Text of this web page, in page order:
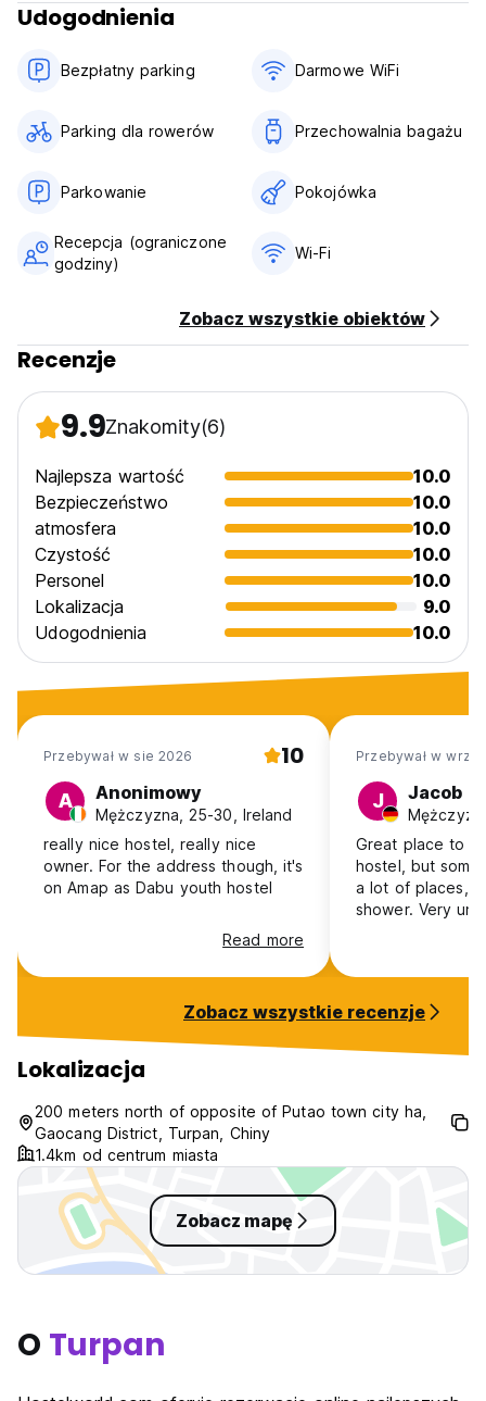
Udogodnienia
Bezpłatny parking Darmowe WiFi
Parking dla rowerów Przechowalnia bagażu
Parkowanie Pokojówka
Recepcja (ograniczone
godziny)
Wi-Fi
Zobacz wszystkie obiektów
Recenzje
9.9Znakomity(6)
Najlepsza wartość
10.0
Bezpieczeństwo
10.0
atmosfera
10.0
Czystość
10.0
Personel
10.0
Lokalizacja
9.0
Udogodnienia
10.0
Przebywał w sie 2026 10
A Anonimowy
Mężczyzna, 25-30, Ireland
really nice hostel, really nice
owner. For the address though, it's
on Amap as Dabu youth hostel
Read more
Przebywał w wrz
J Jacob
Great place to
hostel, but some
a lot of places,
shower. Very
was great!
accept bookings
great English
doing it on your
Zobacz wszystkie recenzje
Lokalizacja
200 meters north of opposite of Putao town city ha,
Gaocang District, Turpan, Chiny
1.4km od centrum miasta
Zobacz mapę
O Turpan